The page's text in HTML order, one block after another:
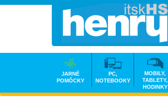
JARNÉ
POMÔCKY
PC,
NOTEBOOKY
MOBILY,
TABLETY,
HODINKY